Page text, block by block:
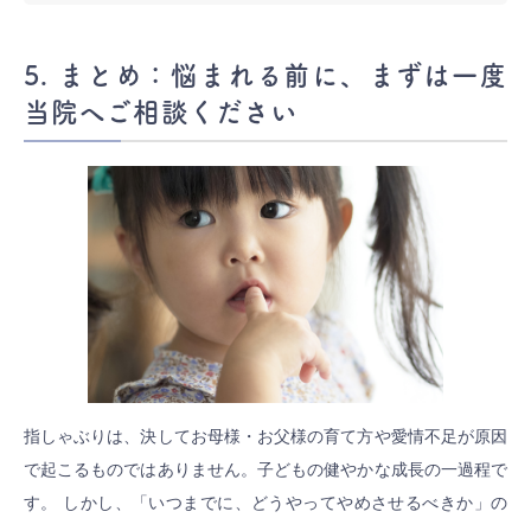
5. まとめ：悩まれる前に、まずは一度
当院へご相談ください
指しゃぶりは、決してお母様・お父様の育て方や愛情不足が原因
で起こるものではありません。子どもの健やかな成長の一過程で
す。 しかし、「いつまでに、どうやってやめさせるべきか」の